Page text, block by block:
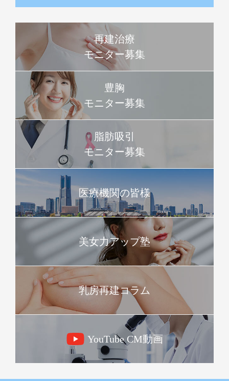
再建治療
モニター募集
豊胸
モニター募集
脂肪吸引
モニター募集
医療機関の皆様
美女力アップ塾
乳房再建コラム
YouTube CM動画